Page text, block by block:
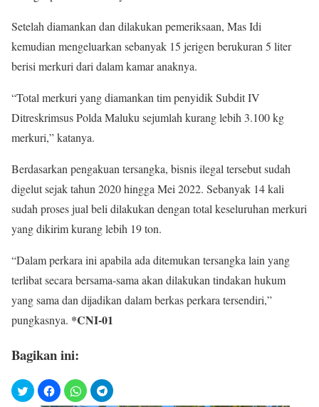
Setelah diamankan dan dilakukan pemeriksaan, Mas Idi
kemudian mengeluarkan sebanyak 15 jerigen berukuran 5 liter
berisi merkuri dari dalam kamar anaknya.
“Total merkuri yang diamankan tim penyidik Subdit IV
Ditreskrimsus Polda Maluku sejumlah kurang lebih 3.100 kg
merkuri,” katanya.
Berdasarkan pengakuan tersangka, bisnis ilegal tersebut sudah
digelut sejak tahun 2020 hingga Mei 2022. Sebanyak 14 kali
sudah proses jual beli dilakukan dengan total keseluruhan merkuri
yang dikirim kurang lebih 19 ton.
“Dalam perkara ini apabila ada ditemukan tersangka lain yang
terlibat secara bersama-sama akan dilakukan tindakan hukum
yang sama dan dijadikan dalam berkas perkara tersendiri,”
pungkasnya. *CNI-01
Bagikan ini: